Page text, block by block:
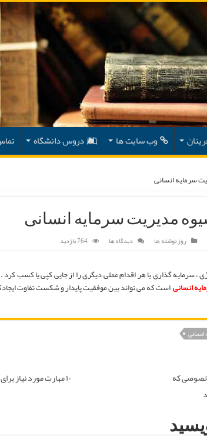
وب سایت ها دروس دانشگاه
سرمایه انسانی
مدیریت سرمایه انسانی
روز نوشته ها دیدگاه ها 764 بازدید
، سرمایه گذاری یا هر اقدام عملی دیگری را از جایی کپی یا کسب
انسانیاست که می تواند بین موفقیت پایدار و شکست تفاوت
خصوصی که
۱۰ مهارت مورد نیاز